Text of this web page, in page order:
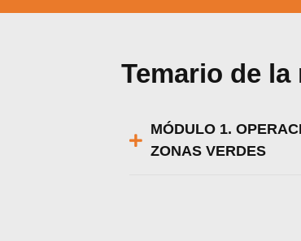
Temario de la
MÓDULO 1.
ZONAS VERDES